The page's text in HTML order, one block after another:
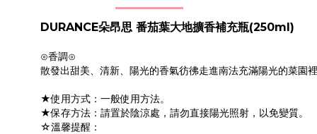
DURANCE朵昂思 番茄葉大地擴香補充瓶(250ml)
⊙香調⊙
散發出甜美、清新、陽光的香氣彷彿走進南法充滿陽光的菜園
★使用方式：一般使用方法。
★保存方法：請置於陰涼處，請勿直接陽光照射，以免變質。
☆溫馨提醒：